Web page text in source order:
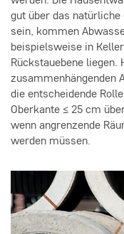
gut über das
sein, kommen
beispielsweise in
Rückstauebene
zusammenhängenden
die entscheidende
Oberkante ≤ 25 cm
wenn angrenzende
werden müssen.